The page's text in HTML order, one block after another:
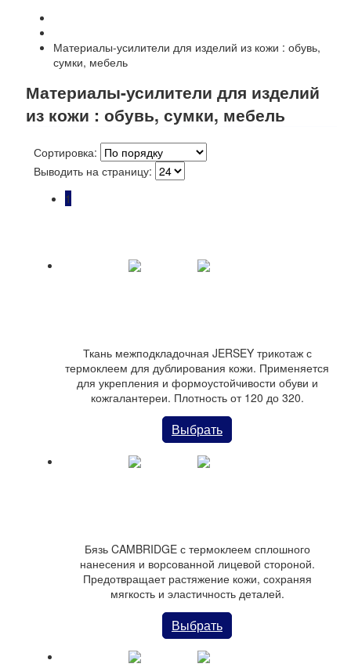
Материалы-усилители для изделий из кожи : обувь,
сумки, мебель
Материалы-усилители для изделий
из кожи : обувь, сумки, мебель
Сортировка:
Выводить на страницу:
1
Ткань межподкладочная JERSEY трикотаж с
термоклеем для дублирования кожи. Применяется
для укрепления и формоустойчивости обуви и
кожгалантереи. Плотность от 120 до 320.
Выбрать
Бязь CAMBRIDGE с термоклеем сплошного
нанесения и ворсованной лицевой стороной.
Предотвращает растяжение кожи, сохраняя
мягкость и эластичность деталей.
Выбрать